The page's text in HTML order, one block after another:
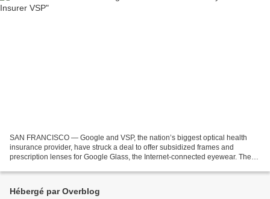
SAN FRANCISCO — Google and VSP, the nation’s biggest optical health
insurance provider, have struck a deal to offer subsidized frames and
prescription lenses for Google Glass, the Internet-connected eyewear. The
Hébergé par Overblog